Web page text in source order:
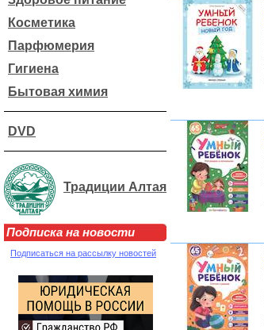
Косметика
Парфюмерия
Гигиена
Бытовая химия
DVD
Традиции Алтая
Подписка на новости
Подписаться на рассылку новостей